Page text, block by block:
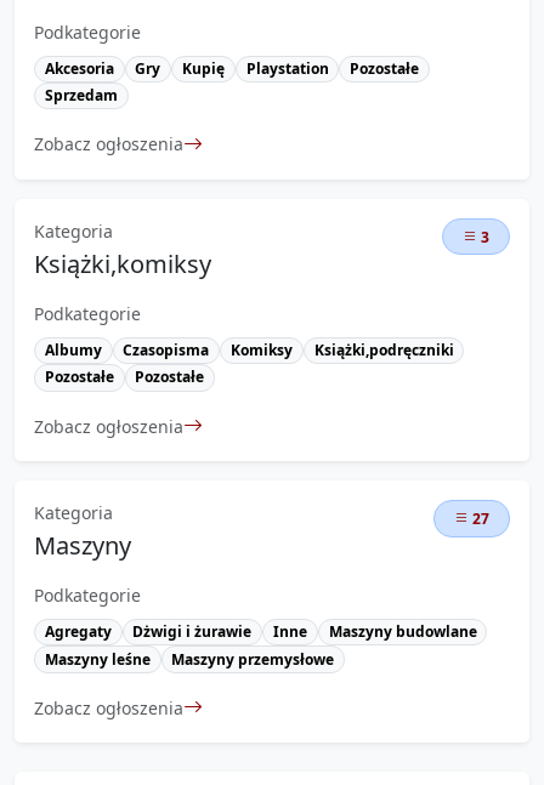
Podkategorie
Akcesoria Gry Kupię Playstation
Pozostałe
Sprzedam
Zobacz ogłoszenia
Kategoria
Książki,komiksy
3
Podkategorie
Albumy Czasopisma Komiksy
Książki,podręczniki
Pozostałe
Pozostałe
Zobacz ogłoszenia
Kategoria
Maszyny
27
Podkategorie
Agregaty Dżwigi i żurawie Inne
Maszyny budowlane
Maszyny leśne
Maszyny przemysłowe
Zobacz ogłoszenia